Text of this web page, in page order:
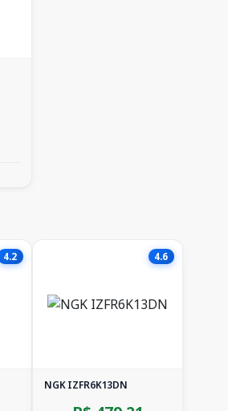
4.2 4.6
NGK IZFR6K13DN